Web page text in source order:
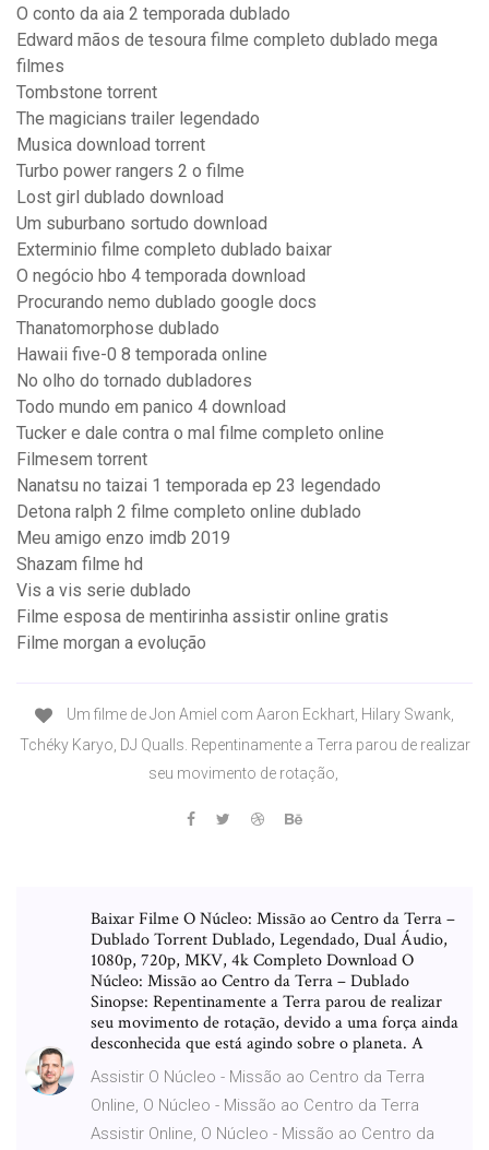
O conto da aia 2 temporada dublado
Edward mãos de tesoura filme completo dublado mega
filmes
Tombstone torrent
The magicians trailer legendado
Musica download torrent
Turbo power rangers 2 o filme
Lost girl dublado download
Um suburbano sortudo download
Exterminio filme completo dublado baixar
O negócio hbo 4 temporada download
Procurando nemo dublado google docs
Thanatomorphose dublado
Hawaii five-0 8 temporada online
No olho do tornado dubladores
Todo mundo em panico 4 download
Tucker e dale contra o mal filme completo online
Filmesem torrent
Nanatsu no taizai 1 temporada ep 23 legendado
Detona ralph 2 filme completo online dublado
Meu amigo enzo imdb 2019
Shazam filme hd
Vis a vis serie dublado
Filme esposa de mentirinha assistir online gratis
Filme morgan a evolução
Um filme de Jon Amiel com Aaron Eckhart, Hilary Swank,
Tchéky Karyo, DJ Qualls. Repentinamente a Terra parou de realizar
seu movimento de rotação,
Baixar Filme O Núcleo: Missão ao Centro da Terra –
Dublado Torrent Dublado, Legendado, Dual Áudio,
1080p, 720p, MKV, 4k Completo Download O
Núcleo: Missão ao Centro da Terra – Dublado
Sinopse: Repentinamente a Terra parou de realizar
seu movimento de rotação, devido a uma força ainda
desconhecida que está agindo sobre o planeta. A
Assistir O Núcleo - Missão ao Centro da Terra
Online, O Núcleo - Missão ao Centro da Terra
Assistir Online, O Núcleo - Missão ao Centro da